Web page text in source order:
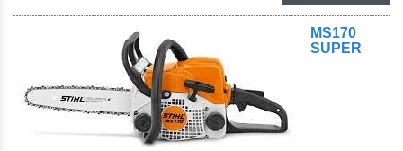
MS170
SUPER